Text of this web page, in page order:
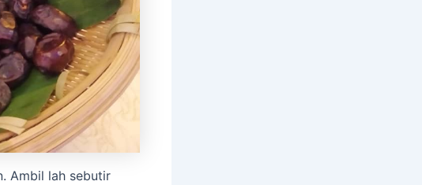
Ambil lah sebutir